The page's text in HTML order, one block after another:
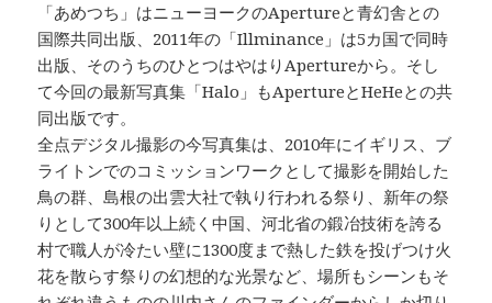
「あめつち」はニューヨークのApertureと青幻舎との
国際共同出版、2011年の「Illminance」は5カ国で同時
出版、そのうちのひとつはやはりApertureから。そし
て今回の最新写真集「Halo」もApertureとHeHeとの共
同出版です。
全点デジタル撮影の今写真集は、2010年にイギリス、ブ
ライトンでのコミッションワークとして撮影を開始した
鳥の群、島根の出雲大社で執り行われる祭り、新年の祭
りとして300年以上続く中国、河北省の鍛冶技術を誇る
村で職人が冷たい壁に1300度まで熱した鉄を投げつけ火
花を散らす祭りの幻想的な光景など、場所もシーンもそ